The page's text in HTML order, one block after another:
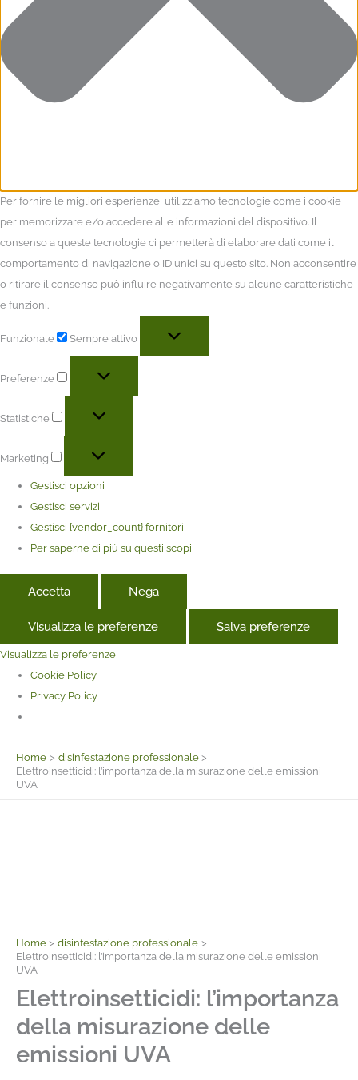
Per fornire le migliori esperienze, utilizziamo tecnologie come i cookie
per memorizzare e/o accedere alle informazioni del dispositivo. Il
consenso a queste tecnologie ci permetterà di elaborare dati come il
comportamento di navigazione o ID unici su questo sito. Non acconsentire
o ritirare il consenso può influire negativamente su alcune caratteristiche
e funzioni.
Funzionale Sempre attivo
Preferenze
Statistiche
Marketing
Gestisci opzioni
Gestisci servizi
Gestisci {vendor_count} fornitori
Per saperne di più su questi scopi
Accetta Nega
Visualizza le preferenze Salva preferenze
Visualizza le preferenze
Cookie Policy
Privacy Policy
Home
disinfestazione professionale
Elettroinsetticidi: l’importanza della misurazione delle emissioni
UVA
Home
disinfestazione professionale
Elettroinsetticidi: l’importanza della misurazione delle emissioni
UVA
Elettroinsetticidi: l’importanza
della misurazione delle
emissioni UVA